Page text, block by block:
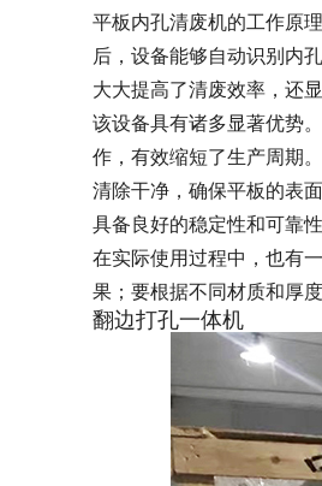
平板内孔清废机的工作原
后，设备能够自动识别内
大大提高了清废效率，还
该设备具有诸多显著优势
作，有效缩短了生产周期
清除干净，确保平板的表
具备良好的稳定性和可靠
在实际使用过程中，也有
果；要根据不同材质和厚
翻边打孔一体机